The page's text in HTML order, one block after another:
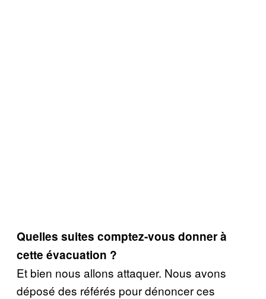
Quelles suites comptez-vous donner à
cette évacuation ?
Et bien nous allons attaquer. Nous avons
déposé des référés pour dénoncer ces